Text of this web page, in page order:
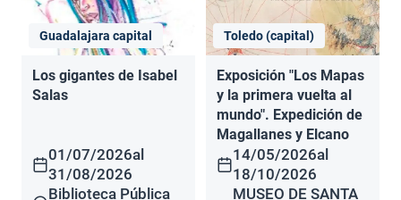
Guadalajara capital
Los gigantes de Isabel
Salas
01/07/2026al
31/08/2026
Biblioteca Pública
Toledo (capital)
Exposición "Los Mapas
y la primera vuelta al
mundo". Expedición de
Magallanes y Elcano
14/05/2026al
18/10/2026
MUSEO DE SANTA